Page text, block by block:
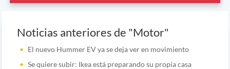
Noticias anteriores de "Motor"
El nuevo Hummer EV ya se deja ver en movimiento
Se quiere subir: Ikea está preparando su propia casa